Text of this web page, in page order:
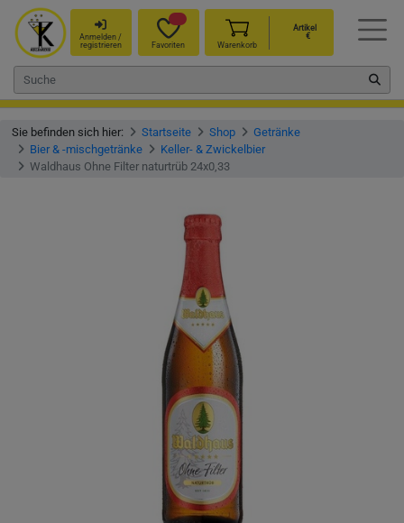
Anmelden /
registrieren
Favoriten Warenkorb
Artikel
€
Sie befinden sich hier: Startseite Shop
Getränke
Bier & -mischgetränke
Keller- & Zwickelbier
Waldhaus Ohne Filter naturtrüb 24x0,33